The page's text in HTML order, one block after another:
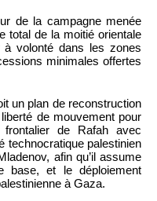
de la campagne menée
total de la moitié orientale
volonté dans les zones
minimales offertes
un plan de reconstruction
de mouvement pour
de Rafah avec
technocratique palestinien
afin qu’il assume
base, et le déploiement
à Gaza.